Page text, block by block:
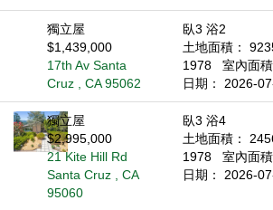
獨立屋
$1,439,000
17th Av Santa
Cruz , CA 95062
臥3 浴2
土地面積：
1978
室內面
日期： 2026-
獨立屋
$2,995,000
21 Kite Hill Rd
Santa Cruz , CA
95060
臥3 浴4
土地面積：
1978
室內面
日期： 2026-